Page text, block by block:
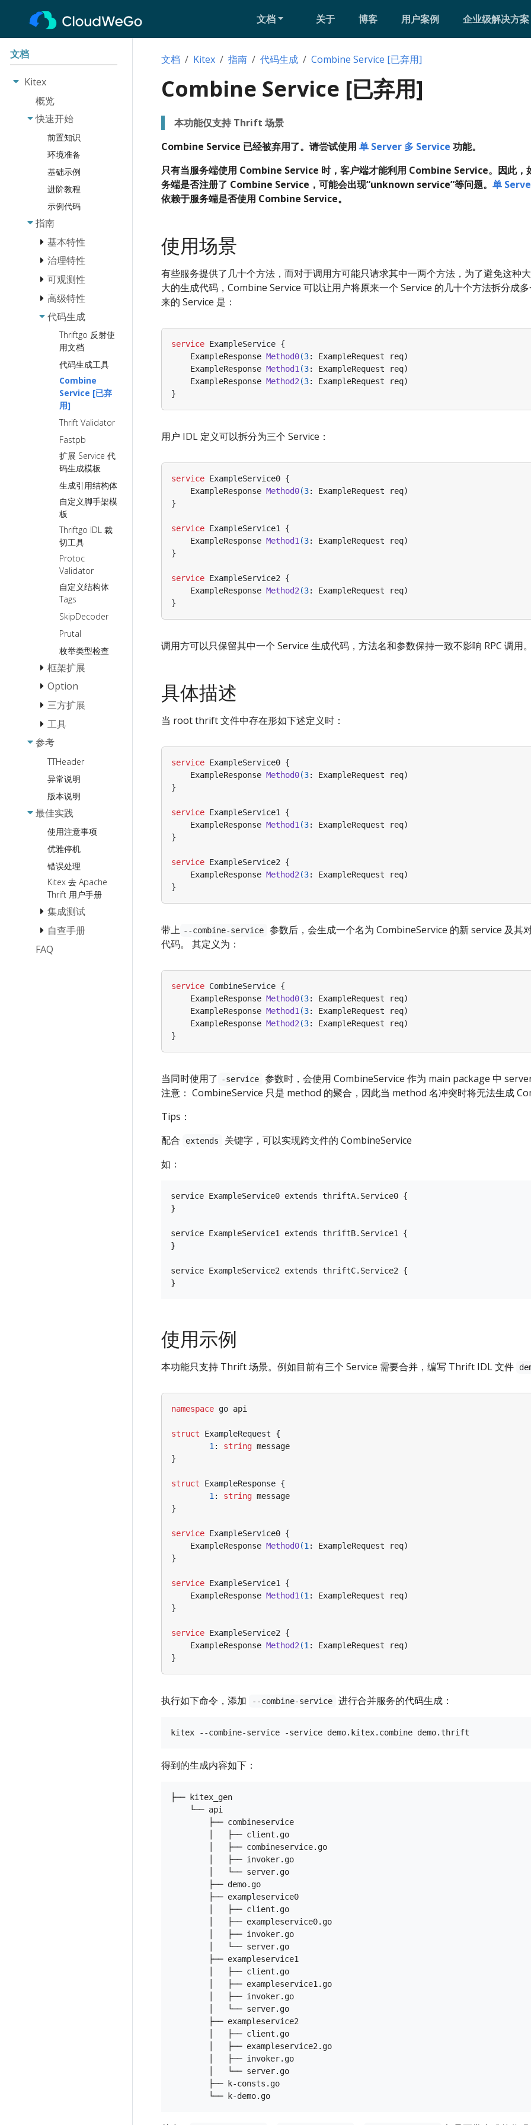
文档 关于 博客 用户案例 企业级解决方案
文档
Kitex
概览
快速开始
前置知识
环境准备
基础示例
进阶教程
示例代码
指南
基本特性
消息类型
StreamX
StreamX 基
StreamX 流
中间件最佳
实践
流错误处理
最佳实践
StreamX 流
最佳实践
流生命周期
控制最佳实
践
StreamX 流
超时控制
流式细粒度
StreamX 流
编程常见问
题 QA
协议
传输协议
Streaming
gRPC
Thrift
Streaming
over
gRPC
退出
序列化协
议
Binary
Protobuf
Hessian2
直连访问
连接类型
业务异常
预热
Panic 处理
框架 RPC 信息
的获取
治理特性
负载均衡
超时控制
请求重试
熔断
Fallback
限流
自定义访问控制
可观测性
埋点粒度
链路跟踪
日志
高级特性
Payload 校验
泛化调用
基本使用
Thrift-HTTP
映射的 IDL
规范
入
dynamicgo
指南
使用 Thrift
反射提升泛
化调用性能
Metainfo
Server SDK化
定制框架错误处
理
出 前后定制业
务逻辑
gRPC Proxy
Frugal
xDS 支持
按需序列化使用
指南
请求成本度量
单 Server 多
Service
单 Server 多
Service
多 Service
生成
Goroutine-
Local-Storage
功能使用
指南
代码生成
Thriftgo 反射使
用文档
代码生成工具
Combine
Service [已弃
用]
Thrift Validator
Fastpb
扩展 Service 代
码生成模板
生成引用结构体
自定义脚手架模
板
Thriftgo IDL 裁
切工具
Protoc
Validator
自定义结构体
Tags
SkipDecoder
Prutal
枚举类型检查
框架扩展
Middleware 扩
展
服务注册扩展
负载均衡扩展
监控扩展
编解码 (协议) 扩
展
传输模块扩展
Transport
扩展
元信息传递扩展
诊断模块扩展
Option
Client Option
Server Option
三方扩展
服务发现
Consul
Eureka
Nacos
Polaris
ServiceComb
Zookeeper
DNS
服务过滤
Etcd
Apollo
Nacos
File
Zookeeper
Consul
可观测性
工具
请求的 CLI 工具
参考
TTHeader
异常说明
版本说明
最佳实践
使用注意事项
优雅停机
错误处理
Kitex 去 Apache
Thrift 用户手册
集成测试
如何 Mock
自查手册
FAQ
文档 Kitex 指南 代码生成 Combine Service [已弃用]
Combine Service [已弃用]
本功能仅支持 Thrift 场景
Combine Service 已经被弃用了。请尝试使用 单 Server 多 Service 功能。
只有当服务端使用 Combine Service 时，客户端才能利用 Combine Service。因此，
务端是否注册了 Combine Service，可能会出现“unknown service”等问题。 单
依赖于服务端是否使用 Combine Service。
使用场景
有些服务提供了几十个方法，而对于调用方可能只请求其中一两个方法，为了避免这种
大的生成代码，Combine Service 可以让用户将原来一个 Service 的几十个方法拆分成
来的 Service 是：
service ExampleService {
ExampleResponse Method0(3: ExampleRequest req)
ExampleResponse Method1 (3: ExampleRequest req)
ExampleResponse Method2 (3: ExampleRequest req)
}
用户 IDL 定义可以拆分为三个 Service：
service ExampleService0 {
ExampleResponse Method0(3: ExampleRequest req)
}
service ExampleService1
{
ExampleResponse Method1 (3: ExampleRequest req)
}
service ExampleService2
{
ExampleResponse Method2 (3: ExampleRequest req)
}
调用方可以只保留其中一个 Service 生成代码，方法名和参数保持一致不影响 RPC 调用
具体描述
当 root thrift 文件中存在形如下述定义时：
service ExampleService0 {
ExampleResponse Method0(3: ExampleRequest req)
}
service ExampleService1
{
ExampleResponse Method1 (3: ExampleRequest req)
}
service ExampleService2
{
ExampleResponse Method2 (3: ExampleRequest req)
}
带上 --combine-service
参数后，会生成一个名为 CombineService 的新 service 及其
代码。 其定义为：
service CombineService {
ExampleResponse Method0(3: ExampleRequest req)
ExampleResponse Method1 (3: ExampleRequest req)
ExampleResponse Method2 (3: ExampleRequest req)
}
当同时使用了 -service
参数时，会使用 CombineService 作为 main package 中
注意： CombineService 只是 method 的聚合，因此当 method 名冲突时将无法生成
Tips：
配合
extends
关键字，可以实现跨文件的 CombineService
如：
service ExampleService0 extends thriftA.Service0 {
}
service ExampleService1 extends thriftB.Service1 {
}
service ExampleService2 extends thriftC.Service2 {
使用示例
本功能只支持 Thrift 场景。例如目前有三个 Service 需要合并，编写 Thrift IDL 文件
namespace go api
struct ExampleRequest
{
1 : string message
}
struct ExampleResponse {
1 : string message
}
service ExampleService0 {
ExampleResponse Method0(1 : ExampleRequest req)
}
service ExampleService1
{
ExampleResponse Method1 (1 : ExampleRequest req)
}
service ExampleService2
{
ExampleResponse Method2 (1 : ExampleRequest req)
}
执行如下命令，添加 --combine-service 进行合并服务的代码生成：
得到的生成内容如下：
├── kitex_gen
└── api
├── combineservice
│   ├── client.go
│   ├── combineservice.go
│   ├── invoker.go
│   └── server.go
├── demo.go
├── exampleservice0
│   ├── client.go
│   ├── exampleservice0.go
│   ├── invoker.go
│   └── server.go
├── exampleservice1
│   ├── client.go
│   ├── exampleservice1.go
│   ├── invoker.go
│   └── server.go
├── exampleservice2
│   ├── client.go
        │   ├── exampleservice2.go
        │   ├── invoker.go
│   └── server.go
├── k-consts.go